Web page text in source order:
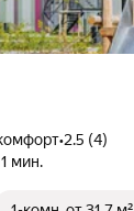
•2.5 (4)
мин.